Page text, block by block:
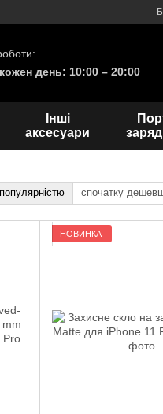
день: 10:00 – 20:00
Інші
аксесуари
спочатку
НОВИНКА